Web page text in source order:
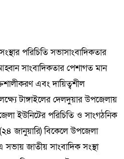
পরিচিতি সভাসাংবাদিকতার
সাংবাদিকতার পেশাগত মান
এবং দায়িত্বশীল
টাঙ্গাইলের দেলদুয়ার উপজেলায়
ইউনিটের পরিচিতি ও সাংগঠনিক
জানুয়ারি) বিকেলে উপজেলা
জাতীয় সাংবাদিক সংস্থা